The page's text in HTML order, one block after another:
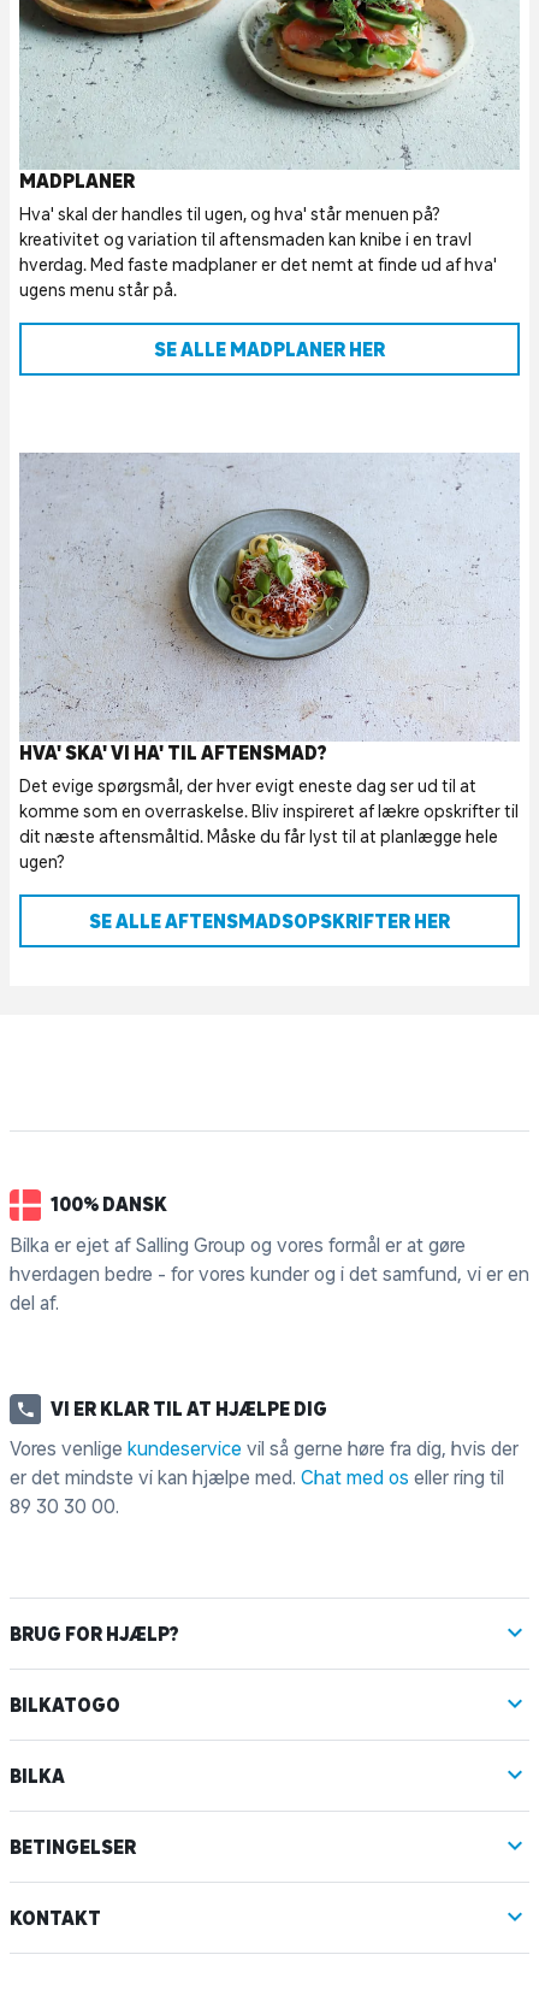
MADPLANER
Hva' skal der handles til ugen, og hva' står menuen på?
kreativitet og variation til aftensmaden kan knibe i en travl
hverdag. Med faste madplaner er det nemt at finde ud af hva'
ugens menu står på.
SE ALLE MADPLANER HER
HVA' SKA' VI HA' TIL AFTENSMAD?
Det evige spørgsmål, der hver evigt eneste dag ser ud til at
komme som en overraskelse. Bliv inspireret af lækre opskrifter til
dit næste aftensmåltid. Måske du får lyst til at planlægge hele
ugen?
SE ALLE AFTENSMADSOPSKRIFTER HER
100% DANSK
Bilka er ejet af Salling Group og vores formål er at gøre
hverdagen bedre - for vores kunder og i det samfund, vi er en
del af.
VI ER KLAR TIL AT HJÆLPE DIG
Vores venlige kundeservice vil så gerne høre fra dig, hvis der
er det mindste vi kan hjælpe med. Chat med os eller ring til
89 30 30 00.
BRUG FOR HJÆLP?
BILKATOGO
BILKA
BETINGELSER
KONTAKT